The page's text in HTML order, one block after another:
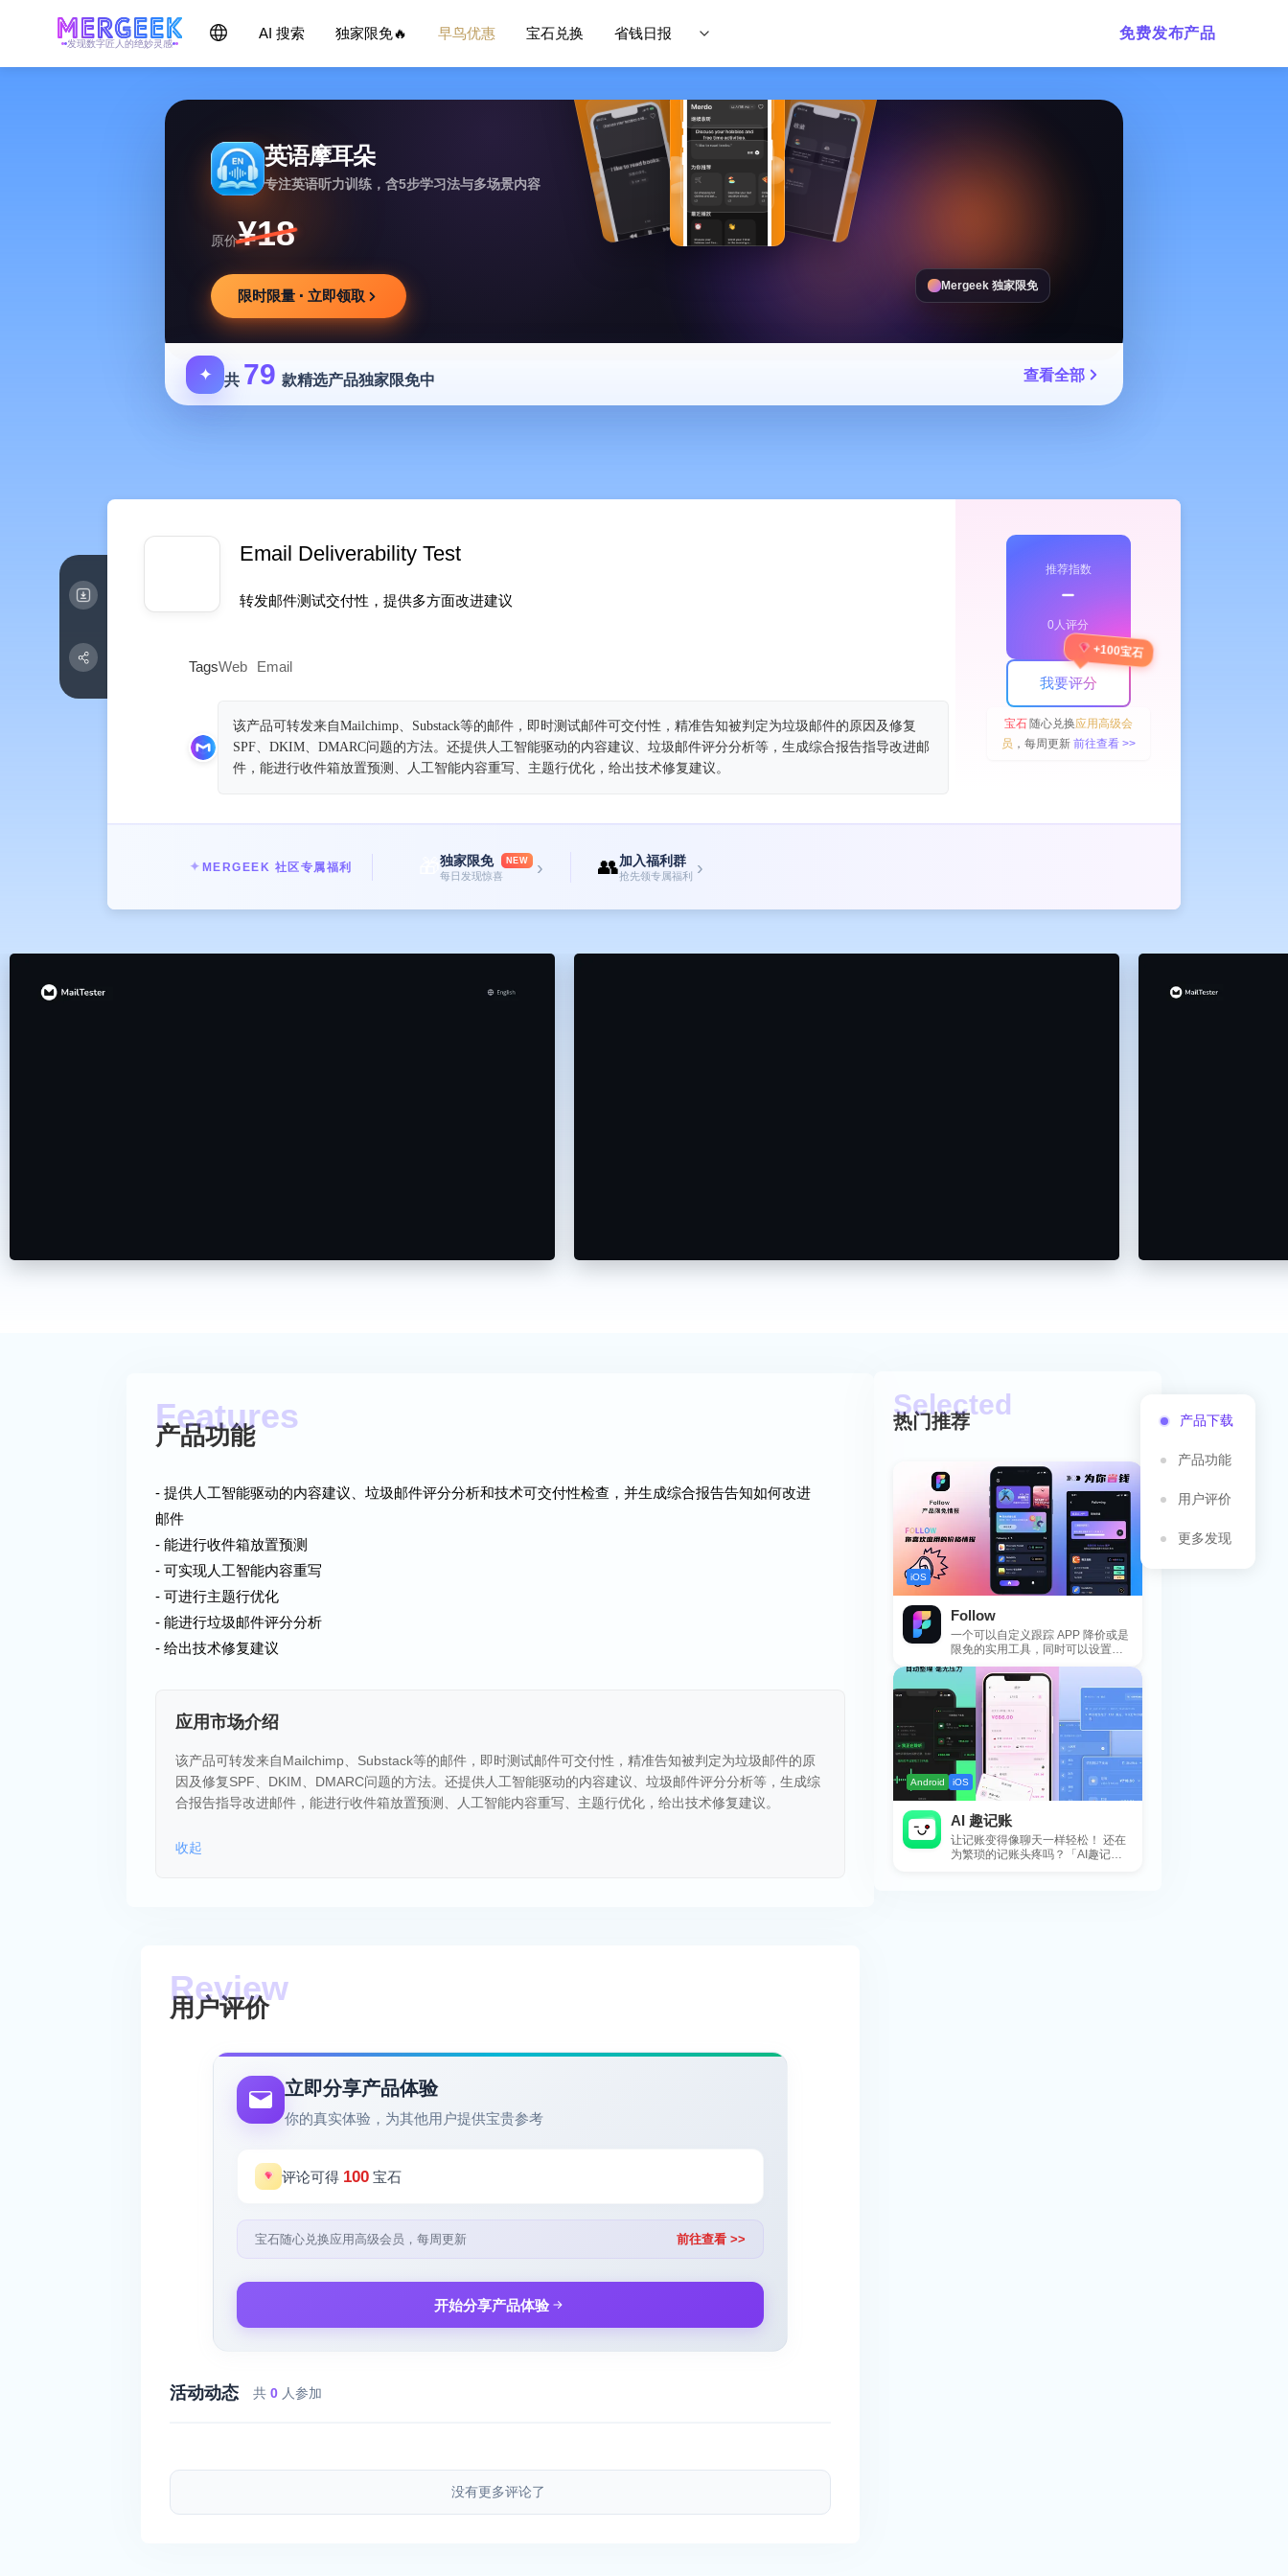
发现数字匠人的绝妙灵感
AI 搜索 独家限免🔥 早鸟优惠 宝石兑换 省钱日报 免费发布产品
英语摩耳朵
专注英语听力训练，含5步学习法与多场景内容
原价¥18
限时限量 · 立即领取
Mergeek 独家限免
✦ 共 79 款精选产品独家限免中 查看全部
Email Deliverability Test
转发邮件测试交付性，提供多方面改进建议
TagsWeb Email
该产品可转发来自Mailchimp、Substack等的邮件，即时测试邮件可交付性，精准告知被判定为垃圾邮件的原因及修复
SPF、DKIM、DMARC问题的方法。还提供人工智能驱动的内容建议、垃圾邮件评分分析等，生成综合报告指导改进邮
件，能进行收件箱放置预测、人工智能内容重写、主题行优化，给出技术修复建议。
推荐指数
﹣
0人评分
我要评分
+100宝石
宝石随心兑换应用高级会
员 ，每周更新 前往查看 >>
✦ MERGEEK 社区专属福利 独家限免 NEW
每日发现惊喜 › 👥加入福利群
抢先领专属福利 ›
产品下载
产品功能
用户评价
更多发现
产品功能
- 提供人工智能驱动的内容建议、垃圾邮件评分分析和技术可交付性检查，并生成综合报告告知如何改进
邮件
- 能进行收件箱放置预测
- 可实现人工智能内容重写
- 可进行主题行优化
- 能进行垃圾邮件评分分析
- 给出技术修复建议
应用市场介绍
该产品可转发来自Mailchimp、Substack等的邮件，即时测试邮件可交付性，精准告知被判定为垃圾邮件的原
因及修复SPF、DKIM、DMARC问题的方法。还提供人工智能驱动的内容建议、垃圾邮件评分分析等，生成综
合报告指导改进邮件，能进行收件箱放置预测、人工智能内容重写、主题行优化，给出技术修复建议。
收起
用户评价
立即分享产品体验
你的真实体验，为其他用户提供宝贵参考
评论可得 100 宝石
宝石随心兑换应用高级会员，每周更新 前往查看 >>
开始分享产品体验
活动动态 共 0 人参加
没有更多评论了
热门推荐
iOS
Follow
一个可以自定义跟踪 APP 降价或是
限免的实用工具，同时可以设置包
括 APP，游戏，热门类和精选类
Android iOS
AI 趣记账
让记账变得像聊天一样轻松！ 还在
为繁琐的记账头疼吗？「AI趣记